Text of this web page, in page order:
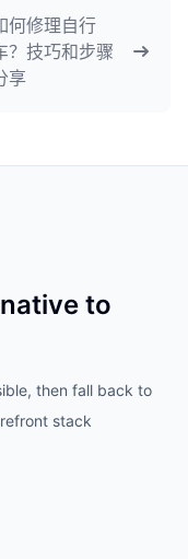
何修理自行
？技巧和步骤
享
to
then fall back to
stack